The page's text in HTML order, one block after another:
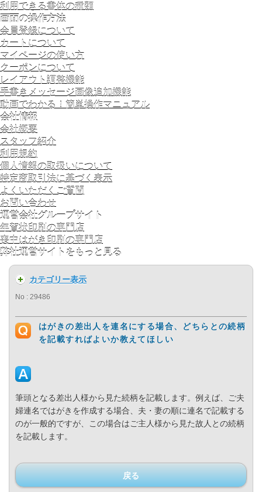
利用できる書体の種類
画面の操作方法
会員登録について
カートについて
マイページの使い方
クーポンについて
レイアウト調整機能
手書きメッセージ画像追加機能
動画でわかる！簡単操作マニュアル
会社情報
会社概要
スタッフ紹介
利用規約
個人情報の取扱いについて
特定商取引法に基づく表示
よくいただくご質問
お問い合わせ
運営会社グループサイト
年賀状印刷の専門店
喪中はがき印刷の専門店
弊社運営サイトをもっと見る
カテゴリー表示
No : 29486
はがきの差出人を連名にする場合、どちらとの続柄
を記載すればよいか教えてほしい
筆頭となる差出人様から見た続柄を記載します。例えば、ご夫
婦連名ではがきを作成する場合、夫・妻の順に連名で記載する
のが一般的ですが、この場合はご主人様から見た故人との続柄
を記載します。
戻る